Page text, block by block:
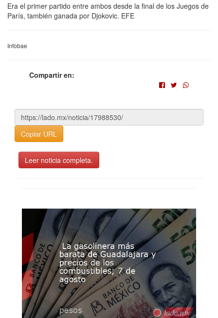
Era el primer partido entre ambos desde la final de los Juegos de
París, también ganada por Djokovic. EFE
Infobae
Compartir en:
Copiar URL
Leer noticia completa.